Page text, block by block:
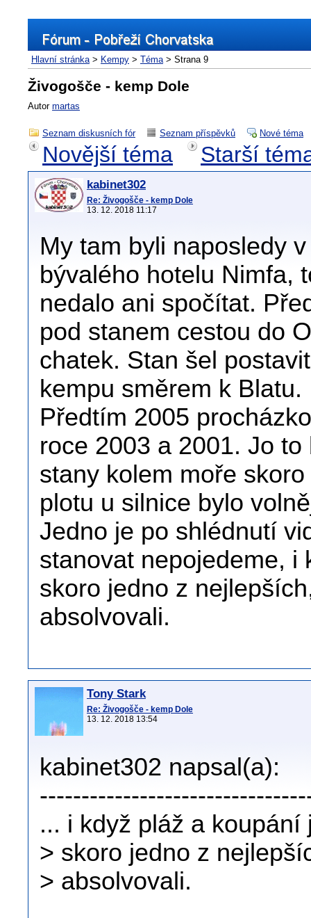
Hlavní stránka> Kempy > Téma> Strana 9
Živogošče - kemp Dole
Autor martas
Seznam diskusních fór Seznam příspěvků Nové téma
Novější téma Starší
kabinet302
Re: Živogošče - kemp Dole
13. 12. 2018 11:17
My tam byli naposledy
bývalého hotelu Nimfa,
nedalo ani spočítat.
pod stanem cestou do
chatek. Stan šel
kempu směrem k Blatu.
Předtím 2005
roce 2003 a 2001. Jo
stany kolem moře
plotu u silnice bylo
Jedno je po shlédnutí
stanovat nepojedeme, i
skoro jedno z
absolvovali.
Tony Stark
Re: Živogošče - kemp Dole
13. 12. 2018 13:54
kabinet302 napsal(a):
... i když pláž a koupání
> skoro jedno z
> absolvovali.